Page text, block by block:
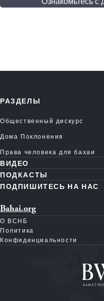
РАЗДЕЛЫ
Общественный дискурс
Дома Поклонения
Права человека для бахаи
ВИДЕО
ПОДКАСТЫ
ПОДПИШИТЕСЬ НА НАС
Bahai.org
О ВСНБ
Политика
Конфиденциальности